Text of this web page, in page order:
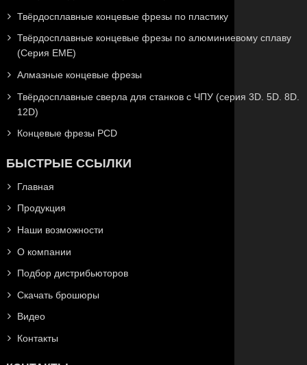
Твёрдосплавные концевые фрезы по пластику
Твёрдосплавные концевые фрезы по алюминиевому сплаву
(Серия EME)
Алмазные концевые фрезы
Твёрдосплавные сверла для станков с ЧПУ (серия 3D. 5D. 8D.
12D)
Концевые фрезы PCD
БЫСТРЫЕ ССЫЛКИ
Главная
Продукция
Наши возможности
О компании
Подбор дистрибьюторов
Скачать брошюры
Видео
Контакты